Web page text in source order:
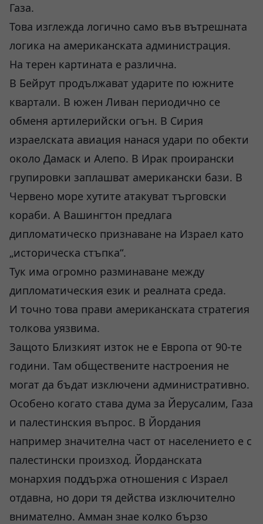
Газа.
Това изглежда логично само във вътрешната
логика на американската администрация.
На терен картината е различна.
В Бейрут продължават ударите по южните
квартали. В южен Ливан периодично се
обменя артилерийски огън. В Сирия
израелската авиация нанася удари по обекти
около Дамаск и Алепо. В Ирак проирански
групировки заплашват американски бази. В
Червено море хутите атакуват търговски
кораби. А Вашингтон предлага
дипломатическо признаване на Израел като
„историческа стъпка“.
Тук има огромно разминаване между
дипломатическия език и реалната среда.
И точно това прави американската стратегия
толкова уязвима.
Защото Близкият изток не е Европа от 90-те
години. Там обществените настроения не
могат да бъдат изключени административно.
Особено когато става дума за Йерусалим, Газа
и палестинския въпрос. В Йордания
например значителна част от населението е с
палестински произход. Йорданската
монархия поддържа отношения с Израел
отдавна, но дори тя действа изключително
внимателно. Амман знае колко бързо